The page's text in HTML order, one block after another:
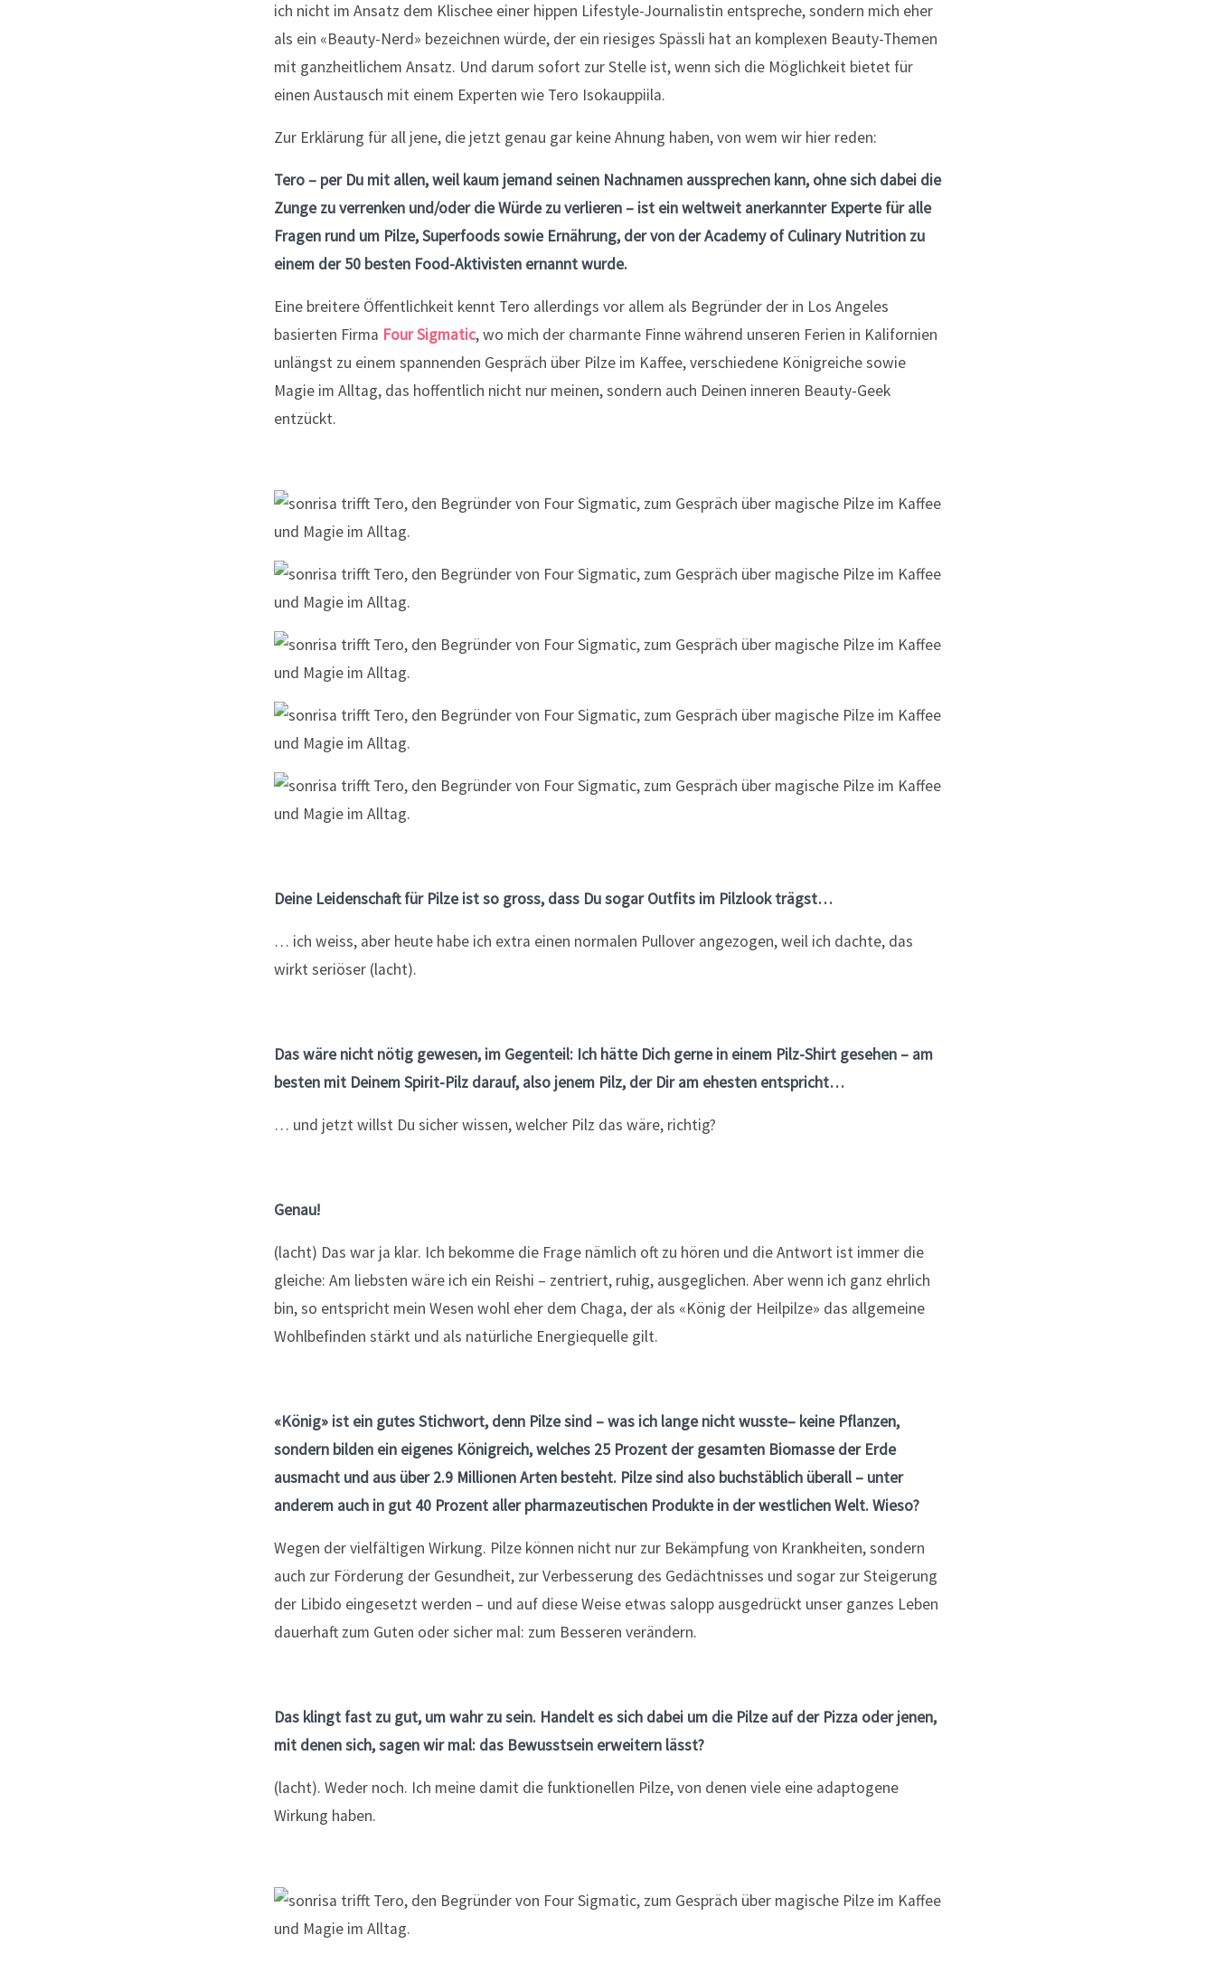
ich nicht im Ansatz dem Klischee einer hippen Lifestyle-Journalistin entspreche, sondern mich eher
als ein «Beauty-Nerd» bezeichnen würde, der ein riesiges Spässli hat an komplexen Beauty-Themen
mit ganzheitlichem Ansatz. Und darum sofort zur Stelle ist, wenn sich die Möglichkeit bietet für
einen Austausch mit einem Experten wie Tero Isokauppiila.
Zur Erklärung für all jene, die jetzt genau gar keine Ahnung haben, von wem wir hier reden:
Tero – per Du mit allen, weil kaum jemand seinen Nachnamen aussprechen kann, ohne sich dabei die
Zunge zu verrenken und/oder die Würde zu verlieren – ist ein weltweit anerkannter Experte für alle
Fragen rund um Pilze, Superfoods sowie Ernährung, der von der Academy of Culinary Nutrition zu
einem der 50 besten Food-Aktivisten ernannt wurde.
Eine breitere Öffentlichkeit kennt Tero allerdings vor allem als Begründer der in Los Angeles
basierten Firma Four Sigmatic, wo mich der charmante Finne während unseren Ferien in Kalifornien
unlängst zu einem spannenden Gespräch über Pilze im Kaffee, verschiedene Königreiche sowie
Magie im Alltag, das hoffentlich nicht nur meinen, sondern auch Deinen inneren Beauty-Geek
entzückt.
Deine Leidenschaft für Pilze ist so gross, dass Du sogar Outfits im Pilzlook trägst…
… ich weiss, aber heute habe ich extra einen normalen Pullover angezogen, weil ich dachte, das
wirkt seriöser (lacht).
Das wäre nicht nötig gewesen, im Gegenteil: Ich hätte Dich gerne in einem Pilz-Shirt gesehen – am
besten mit Deinem Spirit-Pilz darauf, also jenem Pilz, der Dir am ehesten entspricht…
… und jetzt willst Du sicher wissen, welcher Pilz das wäre, richtig?
Genau!
(lacht) Das war ja klar. Ich bekomme die Frage nämlich oft zu hören und die Antwort ist immer die
gleiche: Am liebsten wäre ich ein Reishi – zentriert, ruhig, ausgeglichen. Aber wenn ich ganz ehrlich
bin, so entspricht mein Wesen wohl eher dem Chaga, der als «König der Heilpilze» das allgemeine
Wohlbefinden stärkt und als natürliche Energiequelle gilt.
«König» ist ein gutes Stichwort, denn Pilze sind – was ich lange nicht wusste– keine Pflanzen,
sondern bilden ein eigenes Königreich, welches 25 Prozent der gesamten Biomasse der Erde
ausmacht und aus über 2.9 Millionen Arten besteht. Pilze sind also buchstäblich überall – unter
anderem auch in gut 40 Prozent aller pharmazeutischen Produkte in der westlichen Welt. Wieso?
Wegen der vielfältigen Wirkung. Pilze können nicht nur zur Bekämpfung von Krankheiten, sondern
auch zur Förderung der Gesundheit, zur Verbesserung des Gedächtnisses und sogar zur Steigerung
der Libido eingesetzt werden – und auf diese Weise etwas salopp ausgedrückt unser ganzes Leben
dauerhaft zum Guten oder sicher mal: zum Besseren verändern.
Das klingt fast zu gut, um wahr zu sein. Handelt es sich dabei um die Pilze auf der Pizza oder jenen,
mit denen sich, sagen wir mal: das Bewusstsein erweitern lässt?
(lacht). Weder noch. Ich meine damit die funktionellen Pilze, von denen viele eine adaptogene
Wirkung haben.